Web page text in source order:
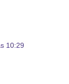
10:29